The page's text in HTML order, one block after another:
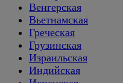
Венгерская
Вьетнамская
Греческая
Грузинская
Израильская
Индийская